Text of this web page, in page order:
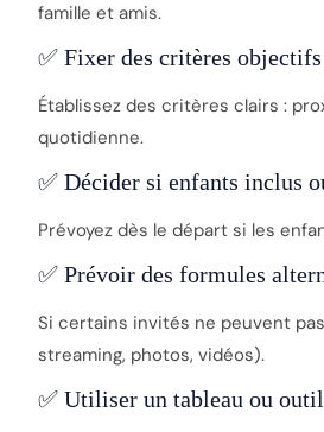
famille et amis.
✅ Fixer des critères
Établissez des critères clairs :
quotidienne.
✅ Décider si enfants inclus
Prévoyez dès le départ si les
✅ Prévoir des formules
Si certains invités ne peuvent
streaming, photos, vidéos).
✅ Utiliser un tableau ou